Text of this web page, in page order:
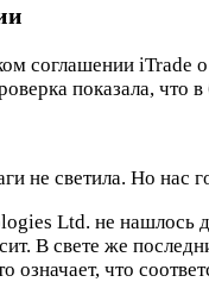
соглашении
показала, что
не светила. Но нас
Ltd. не нашлось
В свете же
означает, что